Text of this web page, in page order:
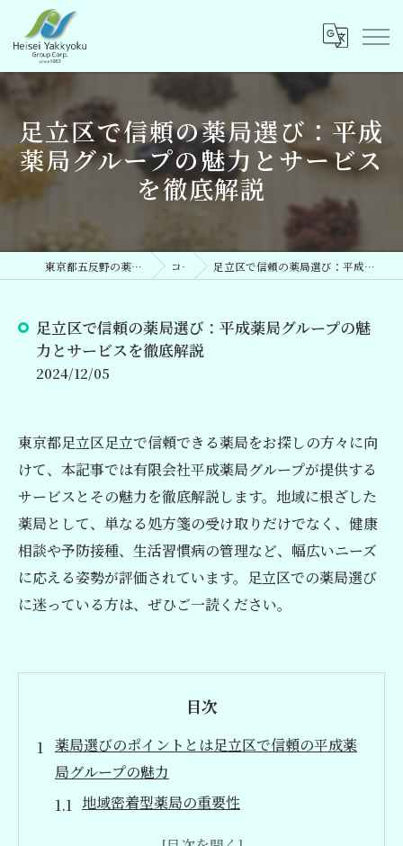
足立区で信頼の薬局選び：平成
薬局グループの魅力とサービス
を徹底解説
東京都五反野の薬局なら平成薬局グループ コラム 足立区で信頼の薬局選び：平成薬局グループの魅力とサービスを徹底解説
足立区で信頼の薬局選び：平成薬局グループの魅
力とサービスを徹底解説
2024/12/05
東京都足立区足立で信頼できる薬局をお探しの方々に向
けて、本記事では有限会社平成薬局グループが提供する
サービスとその魅力を徹底解説します。地域に根ざした
薬局として、単なる処方箋の受け取りだけでなく、健康
相談や予防接種、生活習慣病の管理など、幅広いニーズ
に応える姿勢が評価されています。足立区での薬局選び
に迷っている方は、ぜひご一読ください。
目次
薬局選びのポイントとは足立区で信頼の平成薬
局グループの魅力
地域密着型薬局の重要性